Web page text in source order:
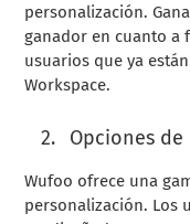
personalización.
ganador en cuanto a
usuarios que ya
Workspace.
Opciones
Wufoo ofrece una
personalización. Los